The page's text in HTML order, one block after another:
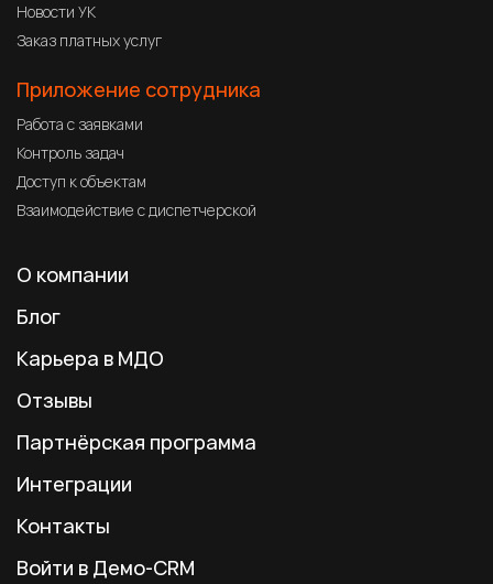
Новости УК
Заказ платных услуг
Приложение сотрудника
Работа с заявками
Контроль задач
Доступ к объектам
Взаимодействие с диспетчерской
О компании
Блог
Карьера в МДО
Отзывы
Партнёрская программа
Интеграции
Контакты
Войти в Демо-CRM